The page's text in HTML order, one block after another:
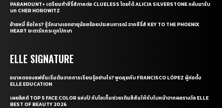
PARAMOUNT+ เตรียมทำซีรี่ส์ภาคต่อ CLUELESS โดยได้ ALICIA SILVERSTONE กลับมารับ
บท CHER HOROWITZ
อ้ายหมี่ คือใคร? รู้จักนางเอกอายุน้อยร้อยประสบการณ์ จากซีรี่ส์ KEY TO THE PHOENIX
HEART ชะตารักกระดูกปักษา
ELLE SIGNATURE
อนาคตของแฟชั่นเริ่มต้นจากการเรียนรู้อย่างไร? พูดคุยกับ FRANCISCO LÓPEZ ผู้ก่อตั้ง
ELLE EDUCATION
เผยลิสต์ TOP 5 FACE COLOR แห่งปี กับไอเท็มช่วยเติมสีสันให้กับใบหน้าจากผลรางวัล ELLE
BEST OF BEAUTY 2026